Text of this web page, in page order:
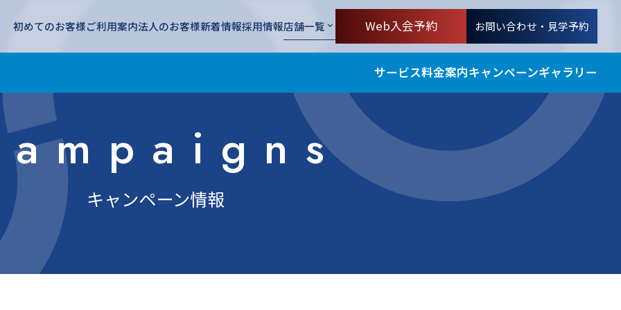
初めてのお客様ご利用案内法人のお客様新着情報採用情報店舗一覧 Web入会予約 お問い合わせ・見学予約
サービス料金案内キャンペーンギャラリー
キャンペーン情報